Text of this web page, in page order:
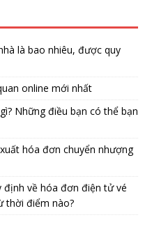
là bao nhiêu, được quy
online mới nhất
Những điều bạn có thể bạn
hóa đơn chuyển nhượng
định về hóa đơn điện tử vé
thời điểm nào?